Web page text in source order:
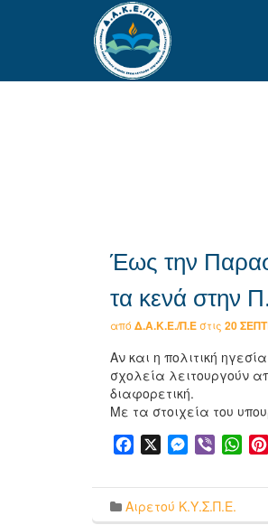
Έως την
τα κενά στην
από Δ.Α.Κ.Ε./Π.Εστις 20
Αν και η πολιτική
σχολεία λειτουργούν
διαφορετική.
Με τα στοιχεία του
Facebook Messenger
Viber
Αιρετού Κ.Υ.Σ.Π.Ε.